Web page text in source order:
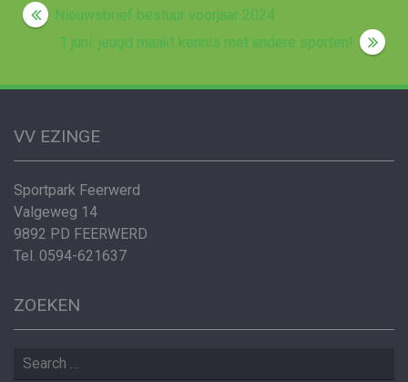
Post
navigation
Nieuwsbrief bestuur voorjaar 2024
1 juni: jeugd maakt kennis met andere sporten!
VV EZINGE
Sportpark Feerwerd
Valgeweg 14
9892 PD FEERWERD
Tel. 0594-621637
ZOEKEN
Search